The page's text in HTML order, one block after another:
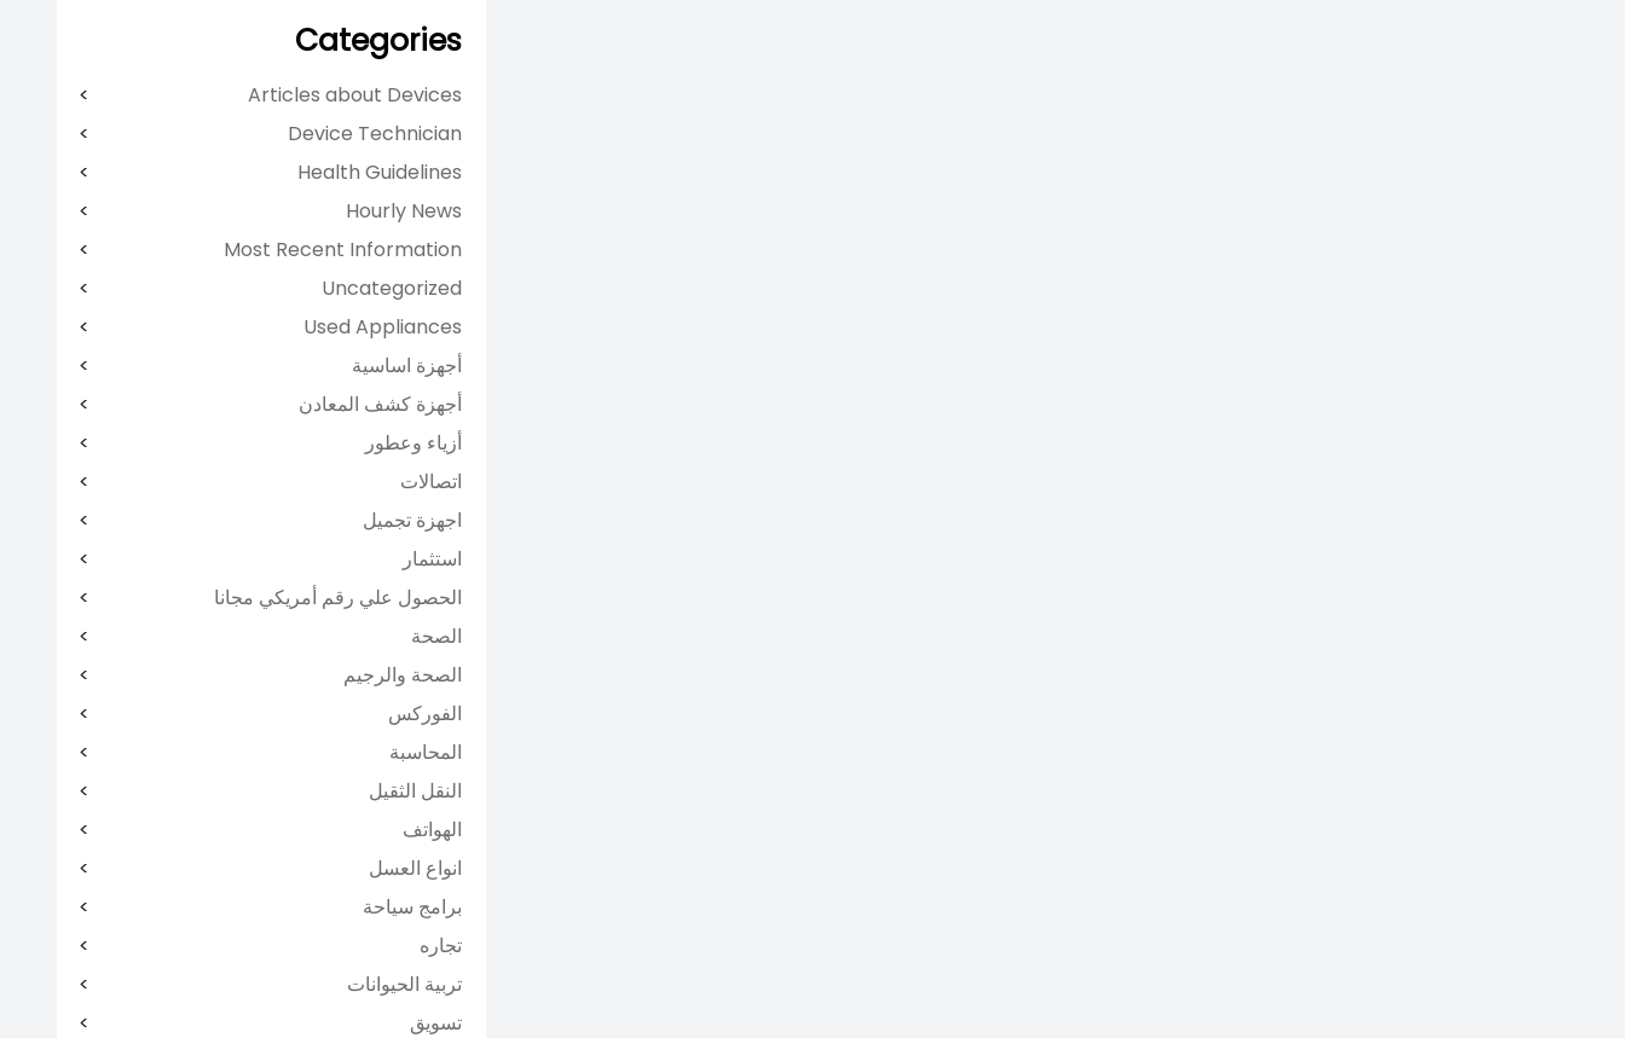
Categories
Articles about Devices
Device Technician
Health Guidelines
Hourly News
Most Recent Information
Uncategorized
Used Appliances
أجهزة اساسية
أجهزة كشف المعادن
أزياء وعطور
اتصالات
اجهزة تجميل
استثمار
الحصول علي رقم أمريكي مجانا
الصحة
الصحة والرجيم
الفوركس
المحاسبة
النقل الثقيل
الهواتف
انواع العسل
برامج سياحة
تجاره
تربية الحيوانات
تسويق